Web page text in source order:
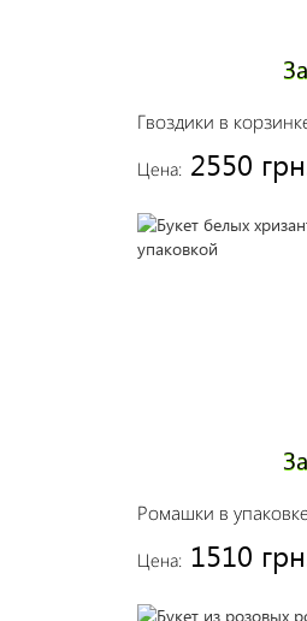
Гвоздики в
Цена: 2550
Ромашки в
Цена: 1510